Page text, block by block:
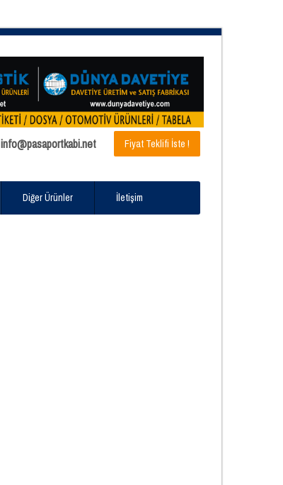
info@pasaportkabi.net Fiyat Teklifi İste !
Diğer Ürünler İletişim